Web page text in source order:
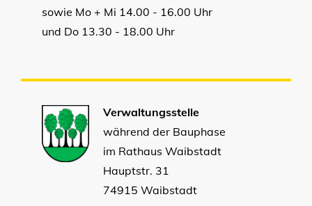
sowie Mo + Mi 14.00 - 16.00 Uhr
und Do 13.30 - 18.00 Uhr
Verwaltungsstelle
während der Bauphase
im Rathaus Waibstadt
Hauptstr. 31
74915 Waibstadt